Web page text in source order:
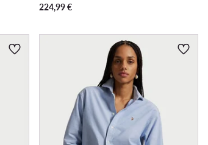
224,99€